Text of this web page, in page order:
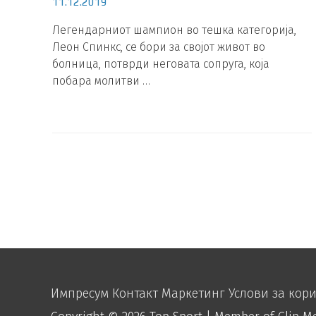
Легендарниот шампион во тешка категорија,
Леон Спинкс, се бори за својот живот во
болница, потврди неговата сопруга, која
побара молитви …
Импресум Контакт Маркетинг Услови за